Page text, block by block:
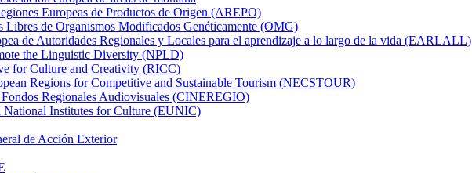
Europeas de Productos de Origen (AREPO)
Libres de Organismos Modificados Genéticamente (OMG)
de Autoridades Regionales y Locales para el aprendizaje a lo largo de la vida (EARLALL)
the Linguistic Diversity (NPLD)
for Culture and Creativity (RICC)
Regions for Competitive and Sustainable Tourism (NECSTOUR)
Fondos Regionales Audiovisuales (CINEREGIO)
National Institutes for Culture (EUNIC)
de Acción Exterior